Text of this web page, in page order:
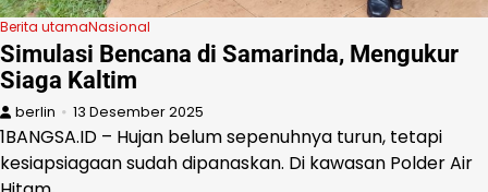
Berita utamaNasional
Simulasi Bencana di Samarinda, Mengukur
Siaga Kaltim
berlin 13 Desember 2025
1BANGSA.ID – Hujan belum sepenuhnya turun, tetapi
kesiapsiagaan sudah dipanaskan. Di kawasan Polder Air